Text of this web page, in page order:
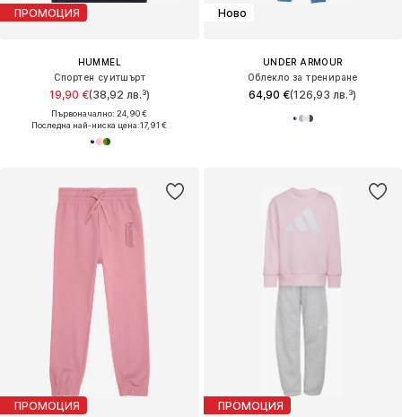
ПРОМОЦИЯ
HUMMEL
Спортен суитшърт
19,90 €(38,92 лв.³)
Първоначално: 24,90 €
Последна най-ниска цена:17,91 €
Ново
UNDER ARMOUR
Облекло за трениране
64,90 €(126,93 лв.³)
ПРОМОЦИЯ ПРОМОЦИЯ